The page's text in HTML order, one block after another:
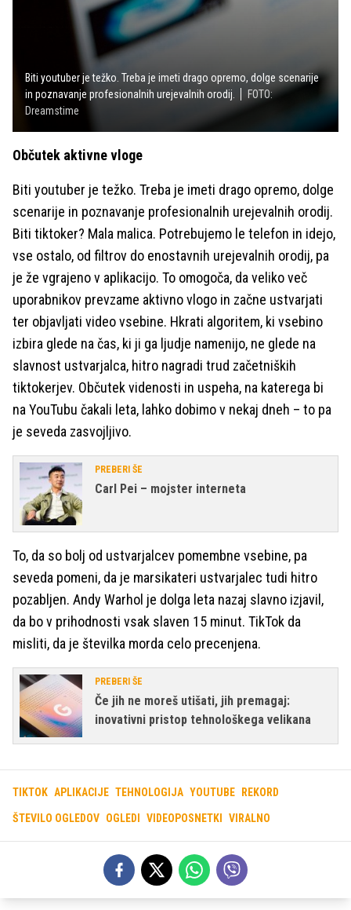
Biti youtuber je težko. Treba je imeti drago opremo, dolge scenarije
in poznavanje profesionalnih urejevalnih orodij.
FOTO:
Dreamstime
Občutek aktivne vloge
Biti youtuber je težko. Treba je imeti drago opremo, dolge
scenarije in poznavanje profesionalnih urejevalnih orodij.
Biti tiktoker? Mala malica. Potrebujemo le telefon in idejo,
vse ostalo, od filtrov do enostavnih urejevalnih orodij, pa
je že vgrajeno v aplikacijo. To omogoča, da veliko več
uporabnikov prevzame aktivno vlogo in začne ustvarjati
ter objavljati video vsebine. Hkrati algoritem, ki vsebino
izbira glede na čas, ki ji ga ljudje namenijo, ne glede na
slavnost ustvarjalca, hitro nagradi trud začetniških
tiktokerjev. Občutek videnosti in uspeha, na katerega bi
na YouTubu čakali leta, lahko dobimo v nekaj dneh – to pa
je seveda zasvojljivo.
PREBERI ŠE
Carl Pei – mojster interneta
To, da so bolj od ustvarjalcev pomembne vsebine, pa
seveda pomeni, da je marsikateri ustvarjalec tudi hitro
pozabljen. Andy Warhol je dolga leta nazaj slavno izjavil,
da bo v prihodnosti vsak slaven 15 minut. TikTok da
misliti, da je številka morda celo precenjena.
PREBERI ŠE
Če jih ne moreš utišati, jih premagaj:
inovativni pristop tehnološkega velikana
TIKTOK APLIKACIJE TEHNOLOGIJA YOUTUBE REKORD
ŠTEVILO OGLEDOV OGLEDI VIDEOPOSNETKI VIRALNO